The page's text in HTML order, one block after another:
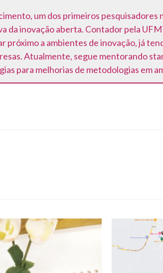
um dos primeiros pesquisadores
da inovação aberta. Contador pela
próximo a ambientes de inovação, já
Atualmente, segue mentorando
para melhorias de metodologias em